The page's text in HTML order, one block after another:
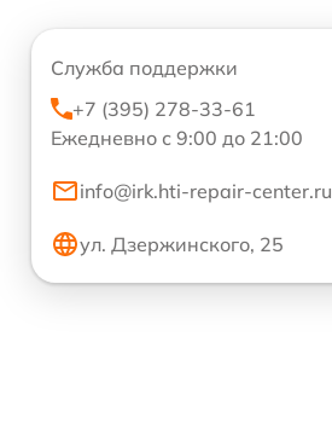
Служба поддержки
+7 (395) 278-33-61
Ежедневно с 9:00 до 21:00
info@irk.hti-repair-center.ru
ул. Дзержинского, 25